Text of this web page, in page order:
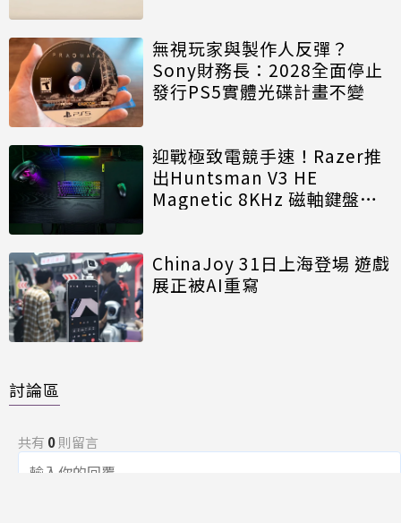
無視玩家與製作人反彈？
Sony財務長：2028全面停止
發行PS5實體光碟計畫不變
迎戰極致電競手速！Razer推
出Huntsman V3 HE
Magnetic 8KHz 磁軸鍵盤效
ChinaJoy 31日上海登場 遊戲
展正被AI重寫
討論區
共有 0則留言